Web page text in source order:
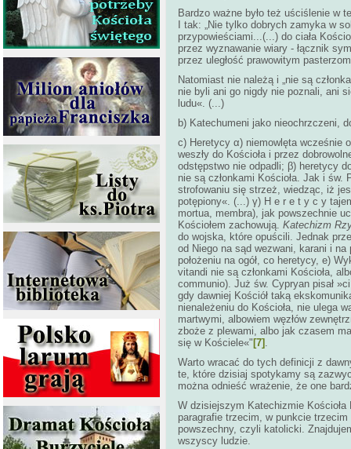
Bardzo ważne było też uściślenie w
I tak: „Nie tylko dobrych zamyka w
przypowieściami...(...) do ciała
przez wyznawanie wiary - łącznik
przez uległość prawowitym
Natomiast nie należą i „nie są
nie byli ani go nigdy nie poznali, ani
ludu«. (...)
b) Katechumeni jako nieochrzczeni,
c) Heretycy α) niemowlęta wcześnie
weszły do Kościoła i przez
odstępstwo nie odpadli; β) heretycy
nie są członkami Kościoła. Jak i św.
strofowaniu się strzeż, wiedząc, iż
potępiony«. (...) γ) H e r e t y c y
mortua, membra), jak powszechnie
Kościołem zachowują. Katechizm
do wojska, które opuścili. Jednak
od Niego na sąd wezwani, karani i
położeniu na ogół, co heretycy, e)
vitandi nie są członkami Kościoła,
communio). Już św. Cypryan pisał
gdy dawniej Kościół taką
nienależeniu do Kościoła, nie ulega
martwymi, albowiem węzłów
zboże z plewami, albo jak czasem
się w Kościele«" [7] .
Warto wracać do tych definicji z
te, które dzisiaj spotykamy są
można odnieść wrażenie, że one
W dzisiejszym Katechizmie Kościoła
paragrafie trzecim, w punkcie
powszechny, czyli katolicki.
wszyscy ludzie.